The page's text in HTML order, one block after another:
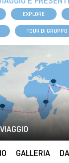
EXPLORE
TOUR DI GRUPPO
GALLERIA